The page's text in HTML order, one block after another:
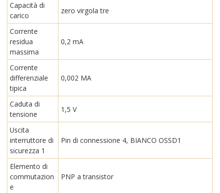
Capacità di
carico
zero virgola tre
Corrente
residua
massima
0,2 mA
Corrente
differenziale
tipica
0,002 MA
Caduta di
tensione
1,5 V
Uscita
interruttore di
sicurezza 1
Pin di connessione 4, BIANCO OSSD1
Elemento di
commutazion
e
PNP a transistor